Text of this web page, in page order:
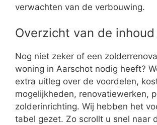
verwachten van de verbouwing.
Overzicht van de inhoud
Nog niet zeker of een
woning in Aarschot nodig heeft?
extra uitleg over de voordelen,
mogelijkheden, renovatiewerken,
zolderinrichting. Wij hebben het
tabel gezet. Zo scrollt u snel naar